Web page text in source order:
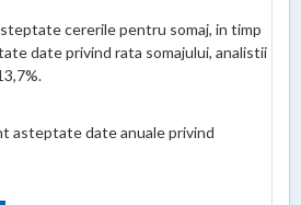
cererile pentru somaj, in timp
date privind rata somajului, analistii
asteptate date anuale privind